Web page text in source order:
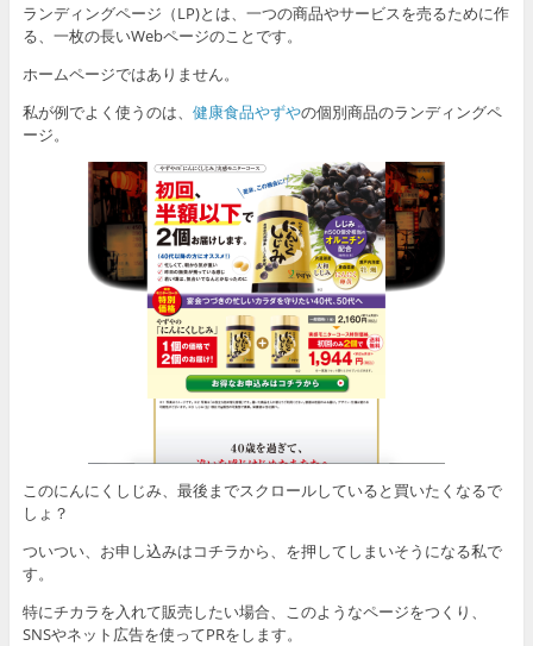
ランディングページ（LP)とは、 一つの商品やサービスを売るために作
る、一枚の長いWebページのことです。
ホームページではありません。
私が例でよく使うのは、 健康食品やずやの個別商品のランディングペ
ージ。
このにんにくしじみ、最後までスクロールしていると買いたくなるで
しょ？
ついつい、お申し込みはコチラから、を押してしまいそうになる私で
す。
特にチカラを入れて販売したい場合、このようなページをつくり、
SNSやネット広告を使ってPRをします。